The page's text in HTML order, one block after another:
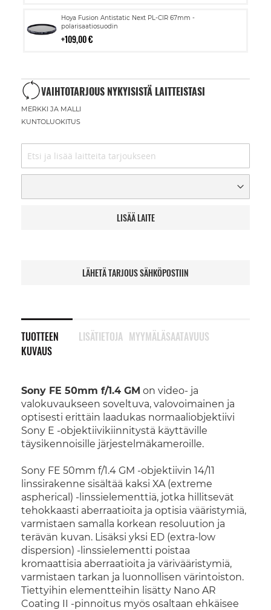
Hoya Fusion Antistatic Next PL-CIR 67mm -
polarisaatiosuodin
109,00 €
Lisää
ostoskoriin
VAIHTOTARJOUS NYKYISISTÄ LAITTEISTASI
MERKKI JA MALLI
KUNTOLUOKITUS
LISÄÄ LAITE
LÄHETÄ TARJOUS SÄHKÖPOSTIIN
TUOTTEEN
KUVAUS
Sony FE 50mm f/1.4 GM on video- ja
valokuvaukseen soveltuva, valovoimainen ja
optisesti erittäin laadukas normaaliobjektiivi
Sony E -objektiivikiinnitystä käyttäville
täysikennoisille järjestelmäkameroille.
Sony FE 50mm f/1.4 GM -objektiivin 14/11
linssirakenne sisältää kaksi XA (extreme
aspherical) -linssielementtiä, jotka hillitsevät
tehokkaasti aberraatioita ja optisia vääristymiä,
varmistaen samalla korkean resoluution ja
terävän kuvan. Lisäksi yksi ED (extra-low
dispersion) -linssielementti poistaa
kromaattisia aberraatioita ja värivääristymiä,
varmistaen tarkan ja luonnollisen värintoiston.
Tiettyihin elementteihin lisätty Nano AR
Coating II -pinnoitus myös osaltaan ehkäisee
LISÄTIETOJA MYYMÄLÄSAATAVUUS